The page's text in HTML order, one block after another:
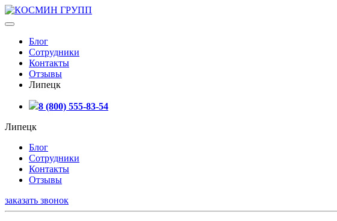
Блог
Сотрудники
Контакты
Отзывы
Липецк
8 (800) 555-83-54
Липецк
Блог
Сотрудники
Контакты
Отзывы
заказать звонок